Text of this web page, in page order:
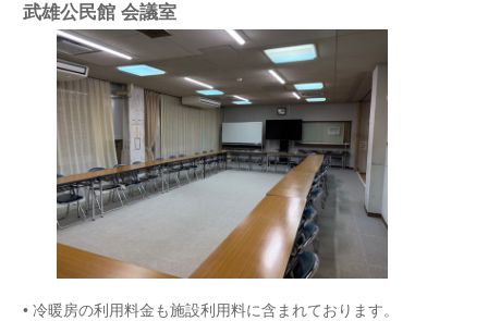
武雄公民館 会議室
• 冷暖房の利用料金も施設利用料に含まれております。